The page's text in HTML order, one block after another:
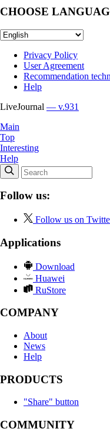
CHOOSE
Privacy Policy
User Agreement
Recommendation
Help
LiveJournal — v.931
Main
Top
Interesting
Help
Follow us:
Follow us on
Applications
Download
Huawei
RuStore
COMPANY
About
News
Help
PRODUCTS
"Share" button
COMMUNITY